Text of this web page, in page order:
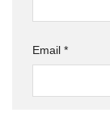
Email *